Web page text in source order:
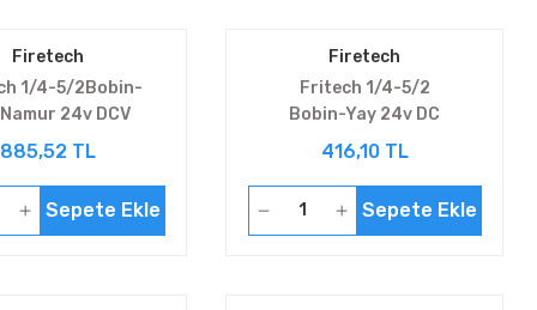
Firetech
1/4-5/2Bobin-
24v DCV
5221E4-08M
885,52 TL
Sepete Ekle
Firetech
Fritech 1/4-5/2
Bobin-Yay 24v DC
V5221E2-08
416,10 TL
Sepete Ekle